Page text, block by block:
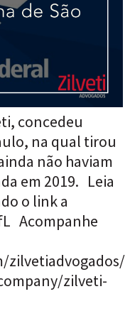
concedeu
na qual tirou
não haviam
em 2019. Leia
o link a
Acompanhe
zilvetiadvogados/
zilveti-